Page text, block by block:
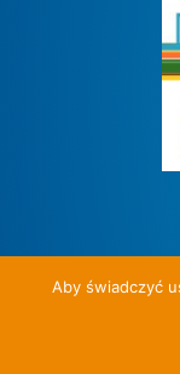
Aby świadczyć